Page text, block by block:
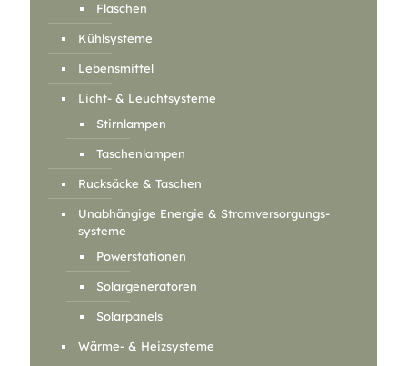
Flaschen
Kühlsysteme
Lebensmittel
Licht- & Leuchtsysteme
Stirnlampen
Taschenlampen
Rucksäcke & Taschen
Unabhängige Energie & Stromversorgungs-
systeme
Powerstationen
Solargeneratoren
Solarpanels
Wärme- & Heizsysteme